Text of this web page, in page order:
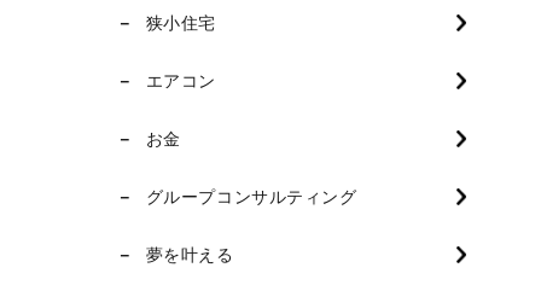
狭小住宅
エアコン
お金
グループコンサルティング
夢を叶える